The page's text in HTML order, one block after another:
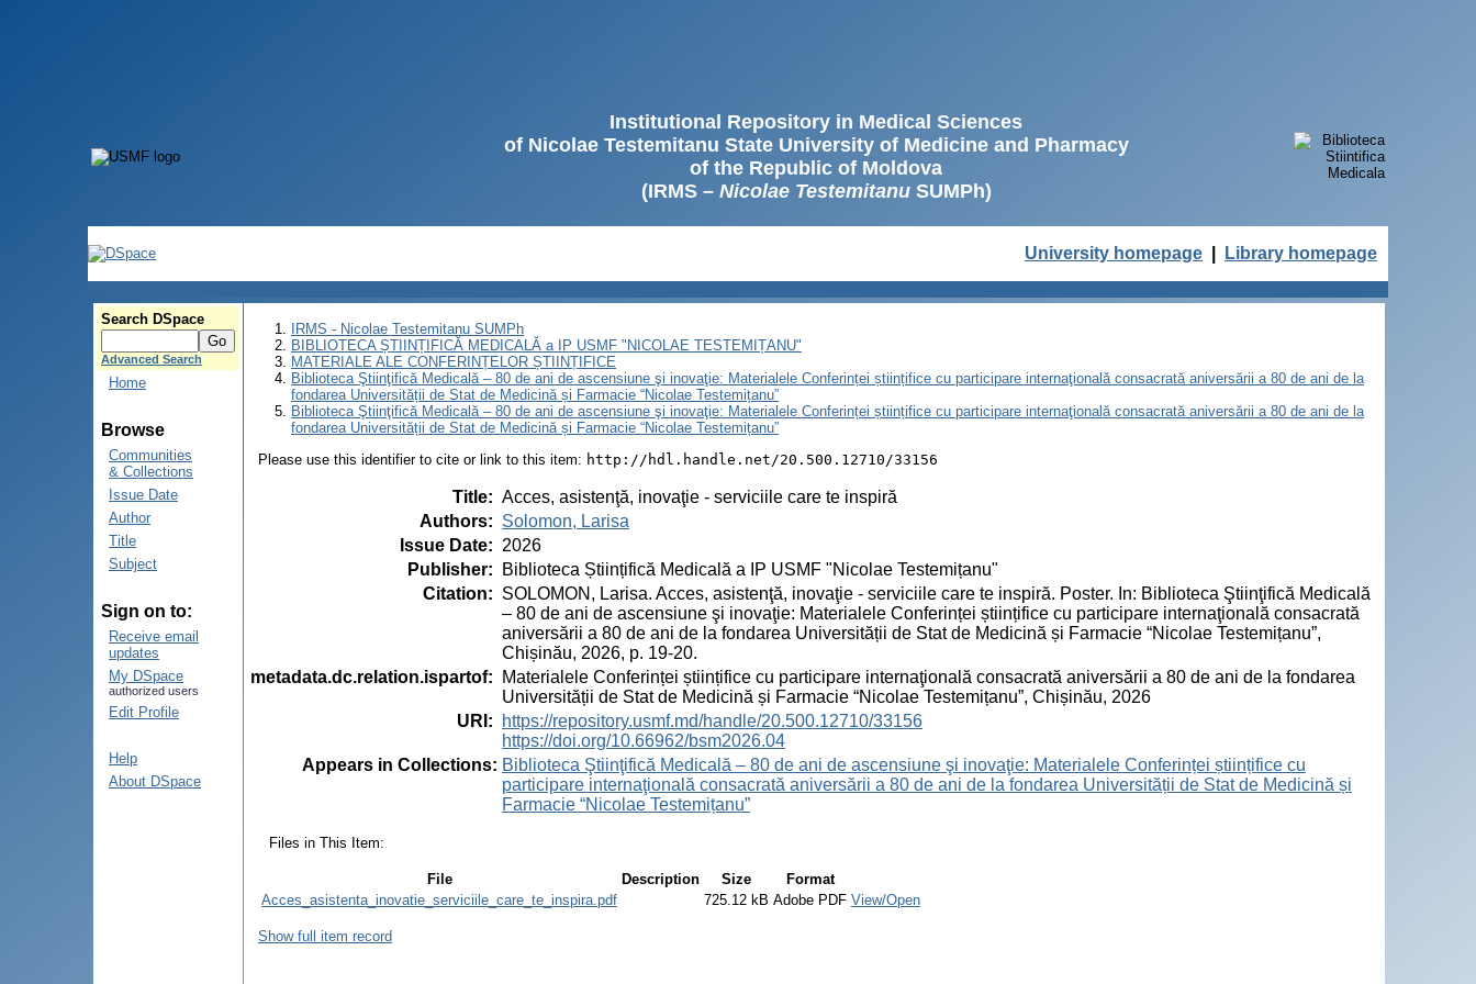
Institutional Repository in Medical Sciences
of Nicolae Testemitanu State University of Medicine and Pharmacy
of the Republic of Moldova
(IRMS – Nicolae TestemitanuSUMPh)
University homepage Library homepage
Search DSpace
Advanced Search
Home
Browse
Communities
& Collections
Issue Date
Author
Title
Subject
Sign on to:
Receive email
updates
My DSpace
authorized users
Edit Profile
Help
About DSpace
IRMS - Nicolae Testemitanu SUMPh
BIBLIOTECA ȘTIINȚIFICĂ MEDICALĂ a IP USMF "NICOLAE TESTEMIȚANU"
MATERIALE ALE CONFERINȚELOR ȘTIINȚIFICE
Biblioteca Ştiinţifică Medicală – 80 de ani de ascensiune şi inovaţie: Materialele Conferinței științifice cu participare internaţională consacrată aniversării a 80 de ani de la
fondarea Universității de Stat de Medicină și Farmacie “Nicolae Testemițanu”
Biblioteca Ştiinţifică Medicală – 80 de ani de ascensiune şi inovaţie: Materialele Conferinței științifice cu participare internaţională consacrată aniversării a 80 de ani de la
fondarea Universității de Stat de Medicină și Farmacie “Nicolae Testemițanu”
Please use this identifier to cite or link to this item: http://hdl.handle.net/20.500.12710/33156
Title: Acces, asistenţă, inovaţie - serviciile care te inspiră
Authors: Solomon, Larisa
Issue Date: 2026
Publisher:
Biblioteca Științifică Medicală a IP USMF "Nicolae Testemițanu"
Citation: SOLOMON, Larisa. Acces, asistenţă, inovaţie - serviciile care te inspiră. Poster. In: Biblioteca Ştiinţifică Medicală
– 80 de ani de ascensiune şi inovaţie: Materialele Conferinței științifice cu participare internaţională consacrată
aniversării a 80 de ani de la fondarea Universității de Stat de Medicină și Farmacie “Nicolae Testemițanu”,
Chișinău, 2026, p. 19-20.
metadata.dc.relation.ispartof:
Materialele Conferinței științifice cu participare internaţională consacrată aniversării a 80 de ani de la fondarea
Universității de Stat de Medicină și Farmacie “Nicolae Testemițanu”, Chișinău, 2026
URI :
https://repository.usmf.md/handle/20.500.12710/33156
https://doi.org/10.66962/bsm2026.04
Appears in Collections: Biblioteca Ştiinţifică Medicală – 80 de ani de ascensiune şi inovaţie: Materialele Conferinței științifice cu
participare internaţională consacrată aniversării a 80 de ani de la fondarea Universității de Stat de Medicină și
Farmacie “Nicolae Testemițanu”
Files in This Item:
File Description Size
Format
Acces_asistenta_inovatie_serviciile_care_te_inspira.pdf
725.12 kB Adobe PDF View/Open
Show full item record